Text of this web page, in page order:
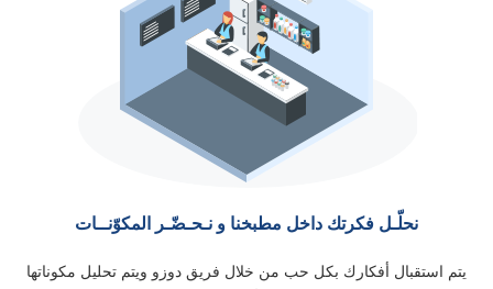
نحلّـل فكرتك داخل مطبخنا و نـحـضّـر المكوّنــات
يتم استقبال أفكارك بكل حب من خلال فريق دوزو ويتم تحليل مكوناتها